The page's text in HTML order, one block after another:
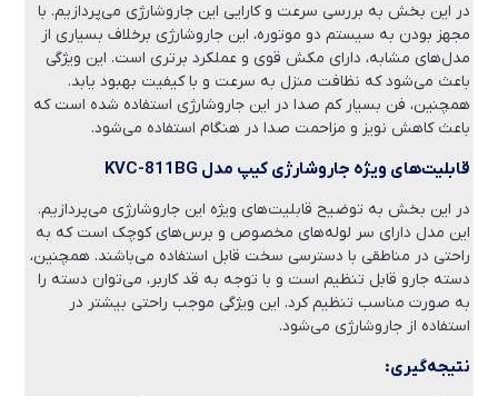
در این بخش به بررسی سرعت و کارایی این جاروشارژی می‌پردازیم. با
مجهز بودن به سیستم دو موتوره، این جاروشارژی برخلاف بسیاری از
مدل‌های مشابه، دارای مکش قوی و عملکرد برتری است. این ویژگی
باعث می‌شود که نظافت منزل به سرعت و با کیفیت بهبود یابد.
همچنین، فن بسیار کم صدا در این جاروشارژی استفاده شده است که
باعث کاهش نویز و مزاحمت صدا در هنگام استفاده می‌شود.
قابلیت‌های ویژه جاروشارژی کیپ مدل KVC-811BG
در این بخش به توضیح قابلیت‌های ویژه این جاروشارژی می‌پردازیم.
این مدل دارای سر لوله‌های مخصوص و برس‌های کوچک است که به
راحتی در مناطقی با دسترسی سخت قابل استفاده می‌باشند. همچنین،
دسته جارو قابل تنظیم است و با توجه به قد کاربر، می‌توان دسته را
به صورت مناسب تنظیم کرد. این ویژگی موجب راحتی بیشتر در
استفاده از جاروشارژی می‌شود.
نتیجه‌گیری: